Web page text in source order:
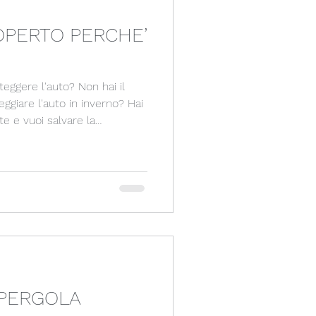
e pensiline
IL FUTURO
PERCHE’
l'auto? Non hai il
l'auto in inverno? Hai
e vuoi salvare la